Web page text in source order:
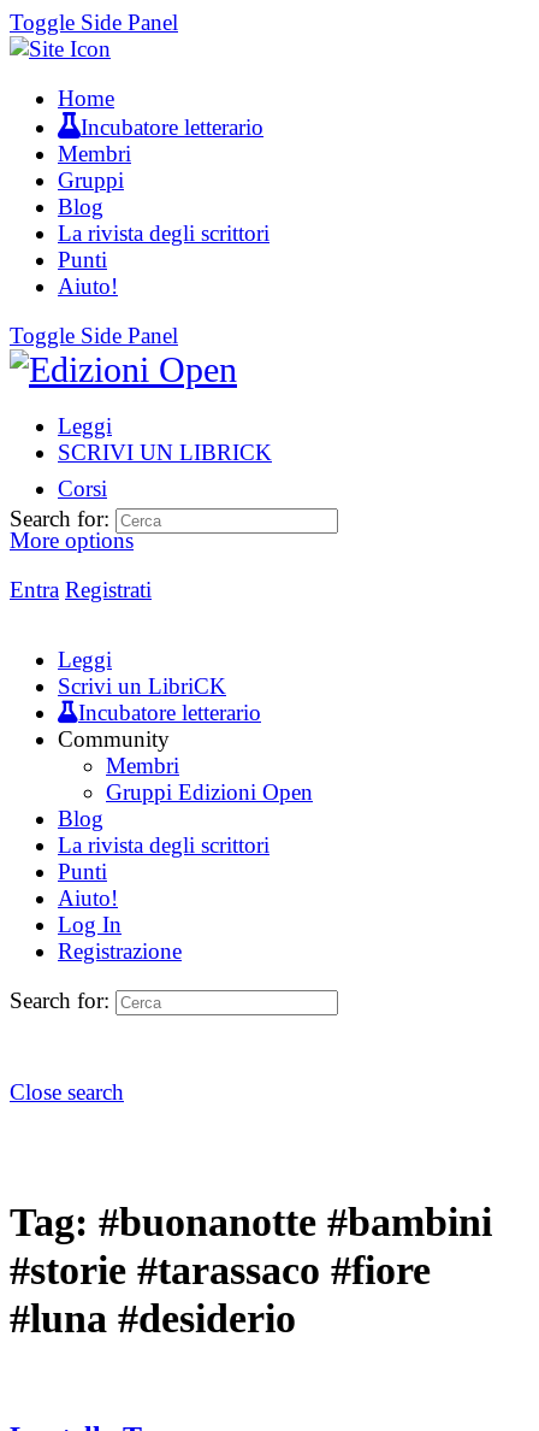
Toggle Side Panel
Home
Incubatore letterario
Membri
Gruppi
Blog
La rivista degli scrittori
Punti
Aiuto!
Toggle Side Panel
Leggi
SCRIVI UN LIBRICK
Corsi
More options
Entra Registrati
Search for:
Leggi
Scrivi un LibriCK
Incubatore letterario
Community
Membri
Gruppi Edizioni Open
Blog
La rivista degli scrittori
Punti
Aiuto!
Log In
Registrazione
Search for:
Close search
Tag: #buonanotte #bambini
#storie #tarassaco #fiore
#luna #desiderio